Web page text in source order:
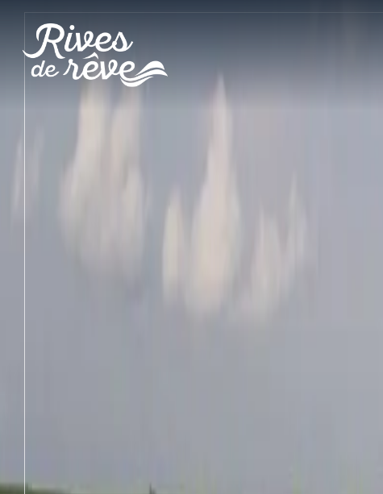
Panneau de gestion des cookies